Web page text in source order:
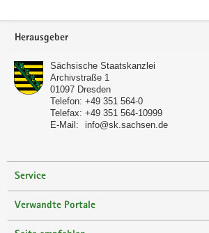
Footer-
Herausgeber
Sächsische Staatskanzlei
Archivstraße 1
01097 Dresden
Telefon: +49 351 564-0
Telefax: +49 351 564-10999
E-Mail:
info@sk.sachsen.de
Service
Verwandte Portale